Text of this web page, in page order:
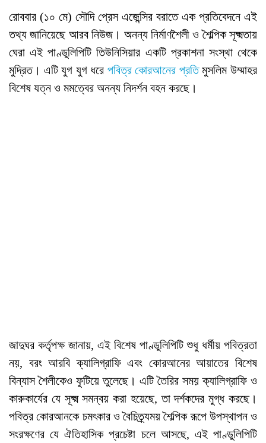
রোববার (১০ মে) সৌদি প্রেস এজেন্সির বরাতে এক প্রতিবেদনে এই
তথ্য জানিয়েছে আরব নিউজ। অনন্য নির্মাণশৈলী ও শৈল্পিক সূক্ষ্মতায়
ঘেরা এই পাণ্ডুলিপিটি তিউনিসিয়ার একটি প্রকাশনা সংস্থা থেকে
মুদ্রিত। এটি যুগ যুগ ধরে পবিত্র কোরআনের প্রতিমুসলিম উম্মাহর
বিশেষ যত্ন ও মমত্বের অনন্য নিদর্শন বহন করছে।
জাদুঘর কর্তৃপক্ষ জানায়, এই বিশেষ পাণ্ডুলিপিটি শুধু ধর্মীয় পবিত্রতা
নয়, বরং আরবি ক্যালিগ্রাফি এবং কোরআনের আয়াতের বিশেষ
বিন্যাস শৈলীকেও ফুটিয়ে তুলেছে। এটি তৈরির সময় ক্যালিগ্রাফি ও
কারুকার্যের যে সূক্ষ্ম সমন্বয় করা হয়েছে, তা দর্শকদের মুগ্ধ করছে।
পবিত্র কোরআনকে চমৎকার ও বৈচিত্র্যময় শৈল্পিক রূপে উপস্থাপন ও
সংরক্ষণের যে ঐতিহাসিক প্রচেষ্টা চলে আসছে, এই পাণ্ডুলিপিটি